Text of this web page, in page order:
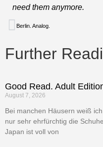
need them anymore.
Berlin. Analog.
Further
Good Read. Adult
August 7, 2026
Bei manchen Häusern weiß
nur sehr ehrfürchtig die
Japan ist voll von